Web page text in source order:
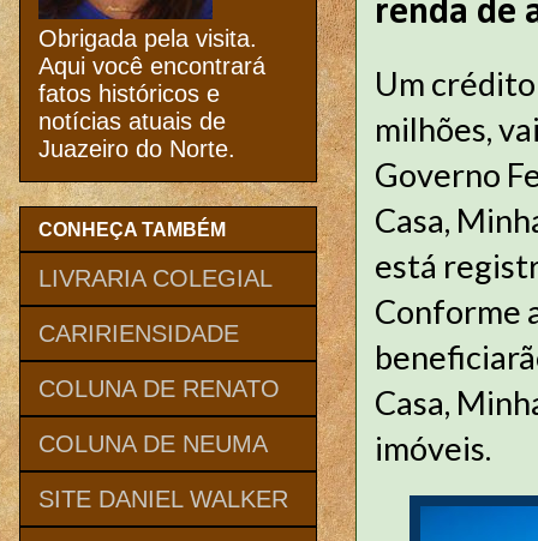
renda de
Um
milhões,
Governo
Casa,
está
Conforme
Casa,
imóveis.
Obrigada pela visita.
Aqui você encontrará
fatos históricos e
notícias atuais de
Juazeiro do Norte.
CONHEÇA TAMBÉM
LIVRARIA COLEGIAL
CARIRIENSIDADE
COLUNA DE RENATO
COLUNA DE NEUMA
SITE DANIEL WALKER